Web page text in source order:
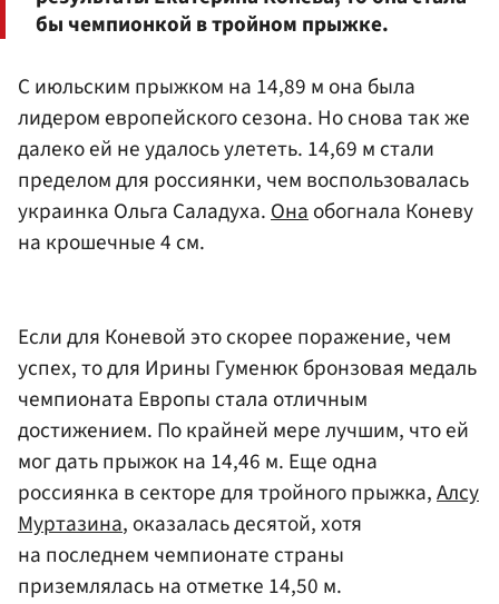
бы чемпионкой в тройном прыжке.
С июльским прыжком на 14,89 м она была
лидером европейского сезона. Но снова так же
далеко ей не удалось улететь. 14,69 м стали
пределом для россиянки, чем воспользовалась
украинка Ольга Саладуха.Онаобогнала Коневу
на крошечные 4 см.
Если для Коневой это скорее поражение, чем
успех, то для Ирины Гуменюк бронзовая медаль
чемпионата Европы стала отличным
достижением. По крайней мере лучшим, что ей
мог дать прыжок на 14,46 м. Еще одна
россиянка в секторе для тройного прыжка,Алсу
Муртазина, оказалась десятой, хотя
на последнем чемпионате страны
приземлялась на отметке 14,50 м.